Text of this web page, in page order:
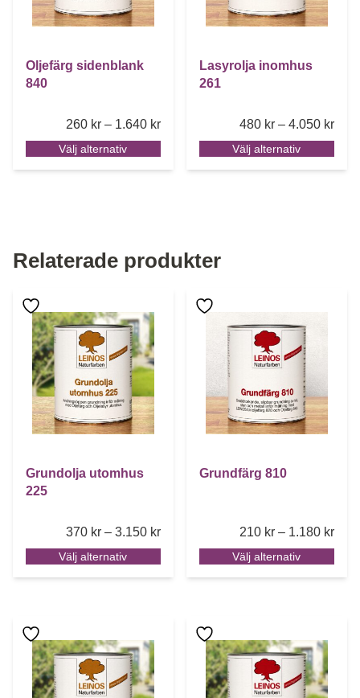
Oljefärg sidenblank
840
260 kr – 1.640 krPrice range: 260 kr through 1.640
Välj alternativ
Lasyrolja inomhus
261
480 kr – 4.050 kr
Välj alternativ
Relaterade produkter
Grundolja utomhus
225
370 kr – 3.150 krPrice range: 370 kr through 3.150
Välj alternativ
Den här produkten har flera varianter. De olika
Grundfärg 810
210 kr – 1.180 kr
Välj alternativ
Den här produkten har
Den här produkten har flera varianter. De olika
Den här produkten har